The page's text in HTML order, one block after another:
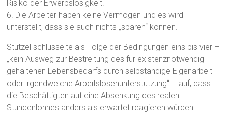
Risiko der Erwerbslosigkeit.
6. Die Arbeiter haben keine Vermögen und es wird
unterstellt, dass sie auch nichts „sparen“ können.
Stützel schlüsselte als Folge der Bedingungen eins bis vier –
„kein Ausweg zur Bestreitung des für existenznotwendig
gehaltenen Lebensbedarfs durch selbständige Eigenarbeit
oder irgendwelche Arbeitslosenunterstützung“ – auf, dass
die Beschäftigten auf eine Absenkung des realen
Stundenlohnes anders als erwartet reagieren würden.